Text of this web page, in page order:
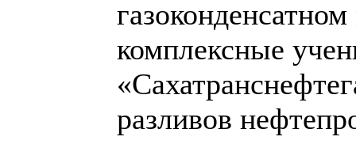
комплексные
разливов